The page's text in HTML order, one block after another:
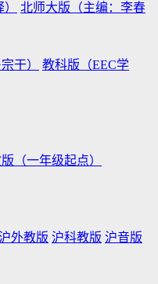
北师大版（主编：李春
干）
教科版（EEC学
（一年级起点）
外教版 沪科教版 沪音版